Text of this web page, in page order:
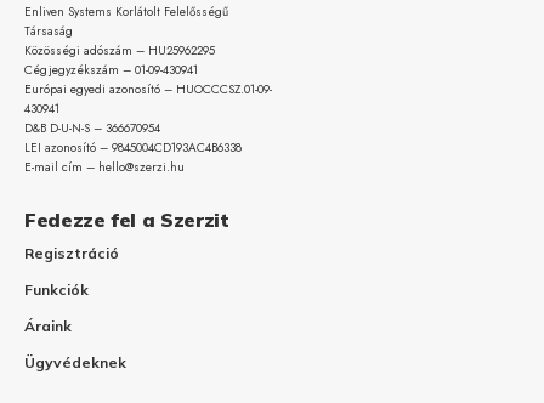
Enliven Systems Korlátolt Felelősségű
Társaság
Közösségi adószám – HU25962295
Cégjegyzékszám – 01-09-430941
Európai egyedi azonosító – HUOCCCSZ.01-09-
430941
D&B D-U-N-S – 366670954
LEI azonosító – 9845004CD193AC4B6338
E-mail cím – hello@szerzi.hu
Fedezze fel a Szerzit
Regisztráció
Funkciók
Áraink
Ügyvédeknek